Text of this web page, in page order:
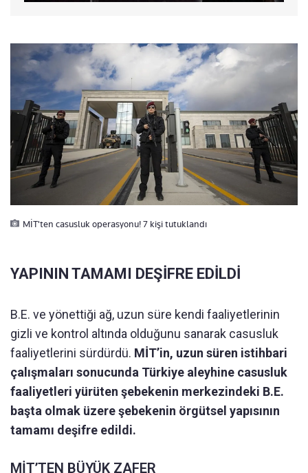
MİT'ten casusluk operasyonu! 7 kişi tutuklandı
YAPININ TAMAMI DEŞİFRE EDİLDİ
B.E. ve yönettiği ağ, uzun süre kendi faaliyetlerinin
gizli ve kontrol altında olduğunu sanarak casusluk
faaliyetlerini sürdürdü. MİT’in, uzun süren istihbari
çalışmaları sonucunda Türkiye aleyhine casusluk
faaliyetleri yürüten şebekenin merkezindeki B.E.
başta olmak üzere şebekenin örgütsel yapısının
tamamı deşifre edildi.
MİT’TEN BÜYÜK ZAFER